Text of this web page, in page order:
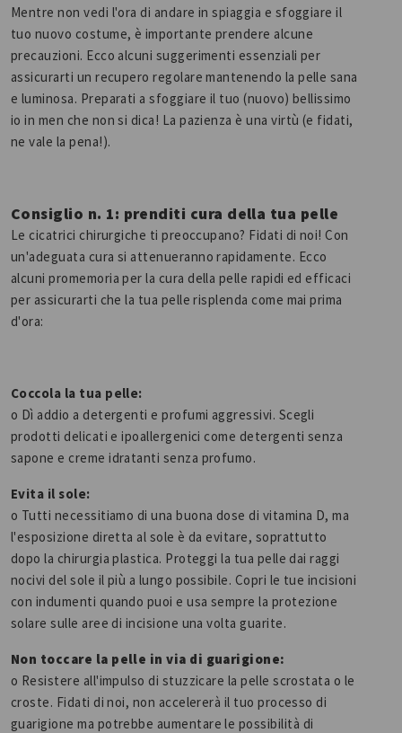
Mentre non vedi l'ora di andare in spiaggia e sfoggiare il
tuo nuovo costume, è importante prendere alcune
precauzioni. Ecco alcuni suggerimenti essenziali per
assicurarti un recupero regolare mantenendo la pelle sana
e luminosa. Preparati a sfoggiare il tuo (nuovo) bellissimo
io in men che non si dica! La pazienza è una virtù (e fidati,
ne vale la pena!).
Consiglio n. 1: prenditi cura della tua pelle
Le cicatrici chirurgiche ti preoccupano? Fidati di noi! Con
un'adeguata cura si attenueranno rapidamente. Ecco
alcuni promemoria per la cura della pelle rapidi ed efficaci
per assicurarti che la tua pelle risplenda come mai prima
d'ora:
Coccola la tua pelle:
o Dì addio a detergenti e profumi aggressivi. Scegli
prodotti delicati e ipoallergenici come detergenti senza
sapone e creme idratanti senza profumo.
Evita il sole:
o Tutti necessitiamo di una buona dose di vitamina D, ma
l'esposizione diretta al sole è da evitare, soprattutto
dopo la chirurgia plastica. Proteggi la tua pelle dai raggi
nocivi del sole il più a lungo possibile. Copri le tue incisioni
con indumenti quando puoi e usa sempre la protezione
solare sulle aree di incisione una volta guarite.
Non toccare la pelle in via di guarigione:
o Resistere all'impulso di stuzzicare la pelle scrostata o le
croste. Fidati di noi, non accelererà il tuo processo di
guarigione ma potrebbe aumentare le possibilità di